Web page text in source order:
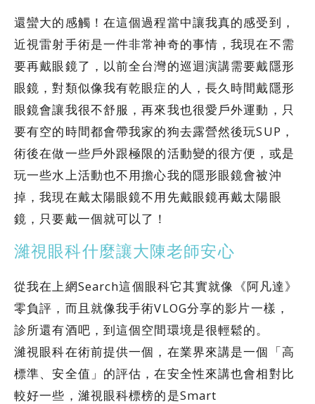
還蠻大的感觸！在這個過程當中讓我真的感受到，
近視雷射手術是一件非常神奇的事情，我現在不需
要再戴眼鏡了，以前全台灣的巡迴演講需要戴隱形
眼鏡，對類似像我有乾眼症的人，長久時間戴隱形
眼鏡會讓我很不舒服，再來我也很愛戶外運動，只
要有空的時間都會帶我家的狗去露營然後玩SUP，
術後在做一些戶外跟極限的活動變的很方便，或是
玩一些水上活動也不用擔心我的隱形眼鏡會被沖
掉，我現在戴太陽眼鏡不用先戴眼鏡再戴太陽眼
鏡，只要戴一個就可以了！
濰視眼科什麼讓大陳老師安心
從我在上網Search這個眼科它其實就像《阿凡達》
零負評，而且就像我手術VLOG分享的影片一樣，
診所還有酒吧，到這個空間環境是很輕鬆的。
濰視眼科在術前提供一個，在業界來講是一個「高
標準、安全值」的評估，在安全性來講也會相對比
較好一些，濰視眼科標榜的是Smart